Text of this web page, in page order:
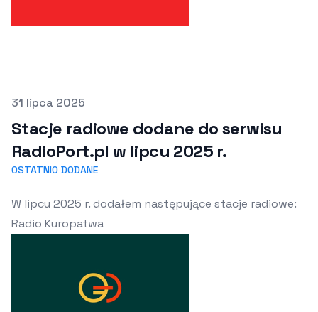
Opublikowano
31 lipca 2025
Stacje radiowe dodane do serwisu
RadioPort.pl w lipcu 2025 r.
OSTATNIO DODANE
W lipcu 2025 r. dodałem następujące stacje radiowe:
Radio Kuropatwa